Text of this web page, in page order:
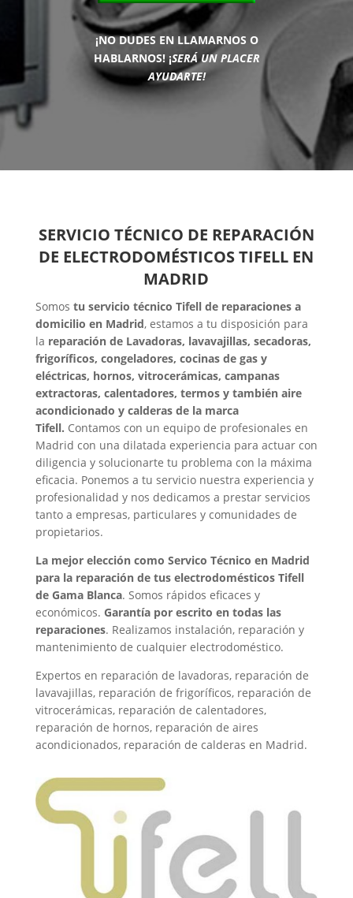
¡NO DUDES EN LLAMARNOS O
HABLARNOS! ¡SERÁ UN PLACER
AYUDARTE!
SERVICIO TÉCNICO DE REPARACIÓN
DE ELECTRODOMÉSTICOS TIFELL EN
MADRID
Somos tu servicio técnico Tifell de reparaciones a
domicilio en Madrid, estamos a tu disposición para
la reparación de Lavadoras, lavavajillas, secadoras,
frigoríficos, congeladores, cocinas de gas y
eléctricas, hornos, vitrocerámicas, campanas
extractoras, calentadores, termos y también aire
acondicionado y calderas de la marca
Tifell. Contamos con un equipo de profesionales en
Madrid con una dilatada experiencia para actuar con
diligencia y solucionarte tu problema con la máxima
eficacia. Ponemos a tu servicio nuestra experiencia y
profesionalidad y nos dedicamos a prestar servicios
tanto a empresas, particulares y comunidades de
propietarios.
La mejor elección como Servico Técnico en Madrid
para la reparación de tus electrodomésticos Tifell
de Gama Blanca. Somos rápidos eficaces y
económicos. Garantía por escrito en todas las
reparaciones. Realizamos instalación, reparación y
mantenimiento de cualquier electrodoméstico.
Expertos en reparación de lavadoras, reparación de
lavavajillas, reparación de frigoríficos, reparación de
vitrocerámicas, reparación de calentadores,
reparación de hornos, reparación de aires
acondicionados, reparación de calderas en Madrid.